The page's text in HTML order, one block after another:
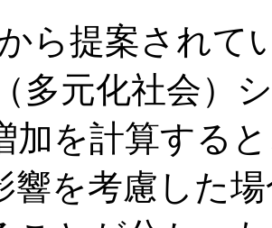
ら提案されて
多元化社会）
加を計算する
響を考慮した